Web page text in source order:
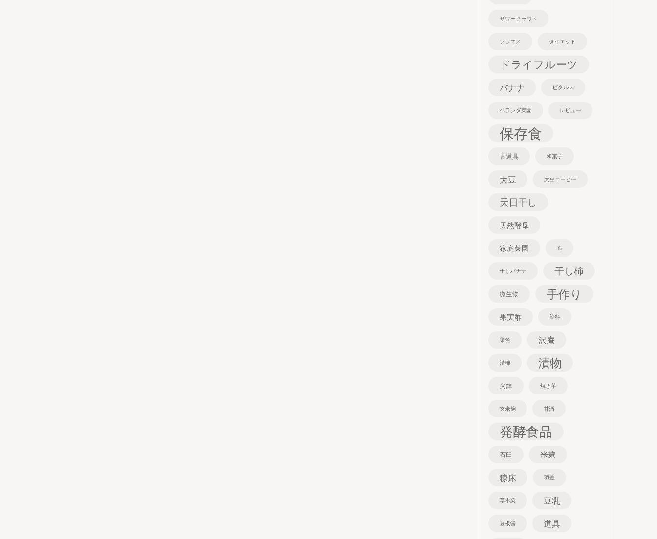
ザワークラウト
ソラマメ ダイエット
ドライフルーツ
バナナ ピクルス
ベランダ菜園 レビュー
保存食
古道具 和菓子
大豆 大豆コーヒー
天日干し
天然酵母
家庭菜園 布
干しバナナ 干し柿
微生物 手作り
果実酢 染料
染色 沢庵
渋柿 漬物
火鉢 焼き芋
玄米麹 甘酒
発酵食品
石臼 米麹
糠床 羽釜
草木染 豆乳
豆板醤 道具